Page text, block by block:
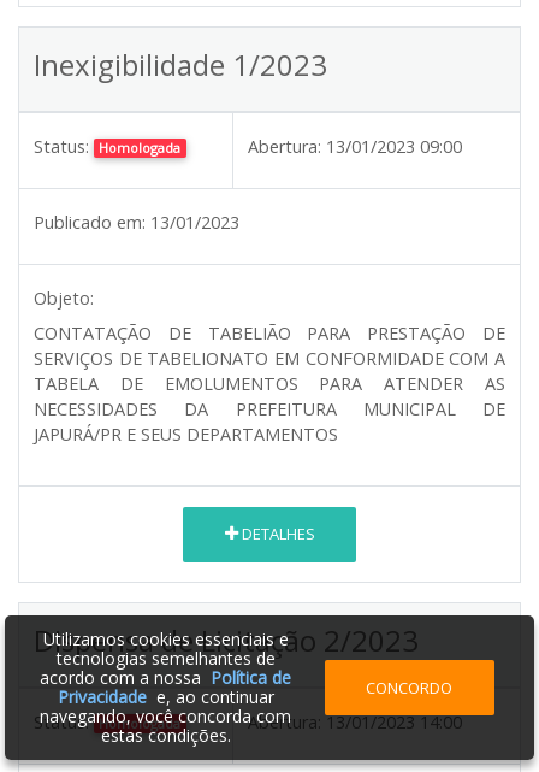
Inexigibilidade 1/2023
Status: Homologada Abertura: 13/01/2023 09:00
Publicado em: 13/01/2023
Objeto:
CONTATAÇÃO DE TABELIÃO PARA PRESTAÇÃO DE
SERVIÇOS DE TABELIONATO EM CONFORMIDADE COM A
TABELA DE EMOLUMENTOS PARA ATENDER AS
NECESSIDADES DA PREFEITURA MUNICIPAL DE
JAPURÁ/PR E SEUS DEPARTAMENTOS
DETALHES
Dispensa de Licitação 2/2023
Status: Homologada Abertura: 13/01/2023 14:00
Utilizamos cookies essenciais e
tecnologias semelhantes de
acordo com a nossa Política de
Privacidadee, ao continuar
navegando, você concorda com
estas condições.
CONCORDO